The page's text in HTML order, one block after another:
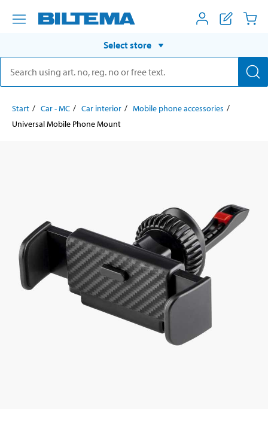
Select store
Start Car - MC Car interior
Mobile phone accessories
Universal Mobile Phone Mount